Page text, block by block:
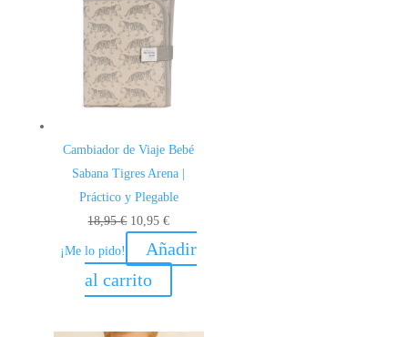
Cambiador de Viaje Bebé
Sabana Tigres Arena |
Práctico y Plegable
18,95€ El
precio
original
10,95€El
precio
actual
¡Me lo pido!
Añadir
al carrito